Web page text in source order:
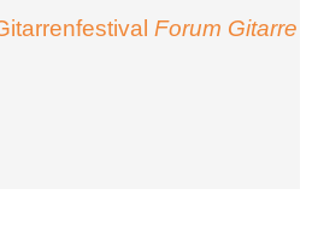
Forum Gitarre